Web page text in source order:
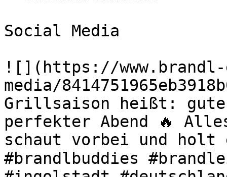
Social Media
![](https://
media/
Grillsaison heißt:
perfekter Abend 🔥
schaut vorbei und holt
#brandlbuddies